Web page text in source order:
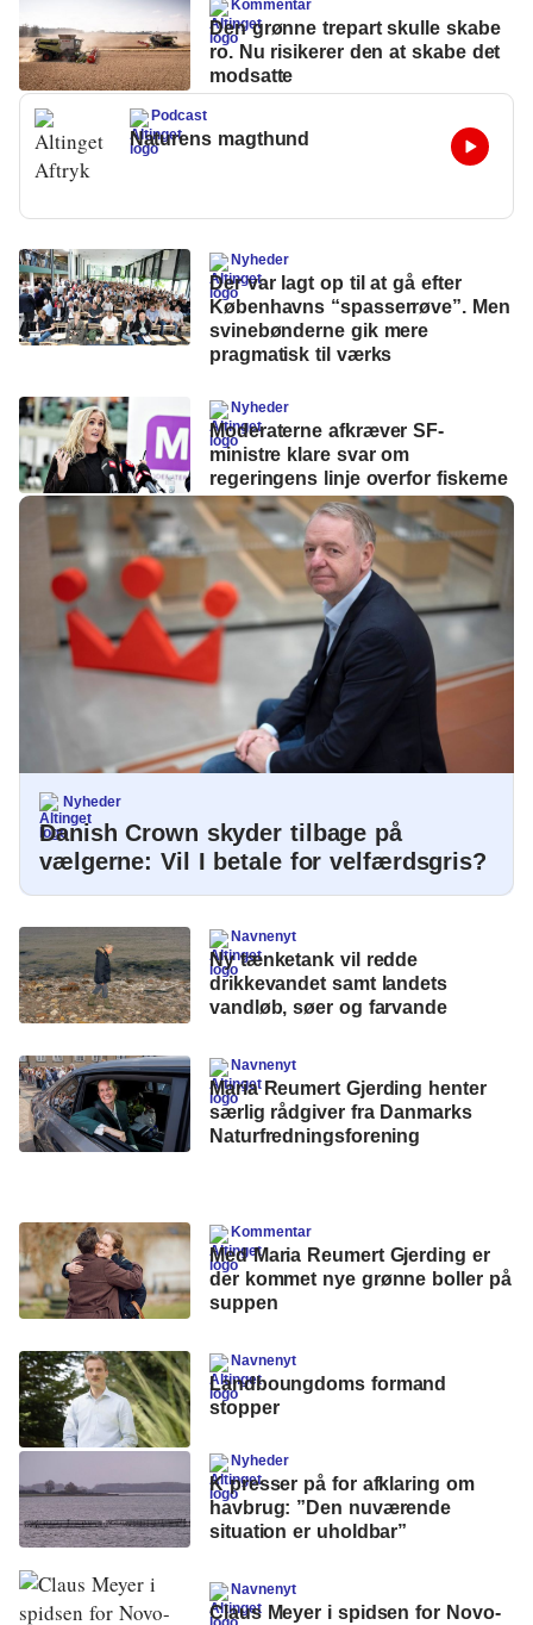
Kommentar
Den grønne trepart skulle skabe
ro. Nu risikerer den at skabe det
modsatte
Podcast
Naturens magthund
Nyheder
Der var lagt op til at gå efter
Københavns “spasserrøve”. Men
svinebønderne gik mere
pragmatisk til værks
Nyheder
Moderaterne afkræver SF-
ministre klare svar om
regeringens linje overfor fiskerne
Nyheder
Danish Crown skyder tilbage på
vælgerne: Vil I betale for velfærdsgris?
Navnenyt
Ny tænketank vil redde
drikkevandet samt landets
vandløb, søer og farvande
Navnenyt
Maria Reumert Gjerding henter
særlig rådgiver fra Danmarks
Naturfredningsforening
Kommentar
Med Maria Reumert Gjerding er
der kommet nye grønne boller på
suppen
Navnenyt
Landboungdoms formand
stopper
Nyheder
K presser på for afklaring om
havbrug: ”Den nuværende
situation er uholdbar”
Navnenyt
Claus Meyer i spidsen for Novo-